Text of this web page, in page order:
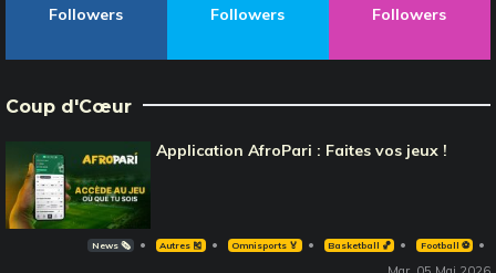
Followers
Followers
Followers
Coup d'Cœur
Application AfroPari : Faites vos jeux !
News 🗞️ Autres 🎽 Omnisports 🏅 Basketball 🏀 Football ⚽️